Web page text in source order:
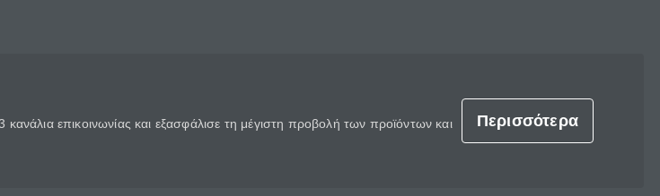
επικοινωνίας και εξασφάλισε τη μέγιστη προβολή των προϊόντων και
Περισσότερα